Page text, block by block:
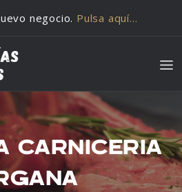
negocio. Pulsa aquí…
CARNICERIA